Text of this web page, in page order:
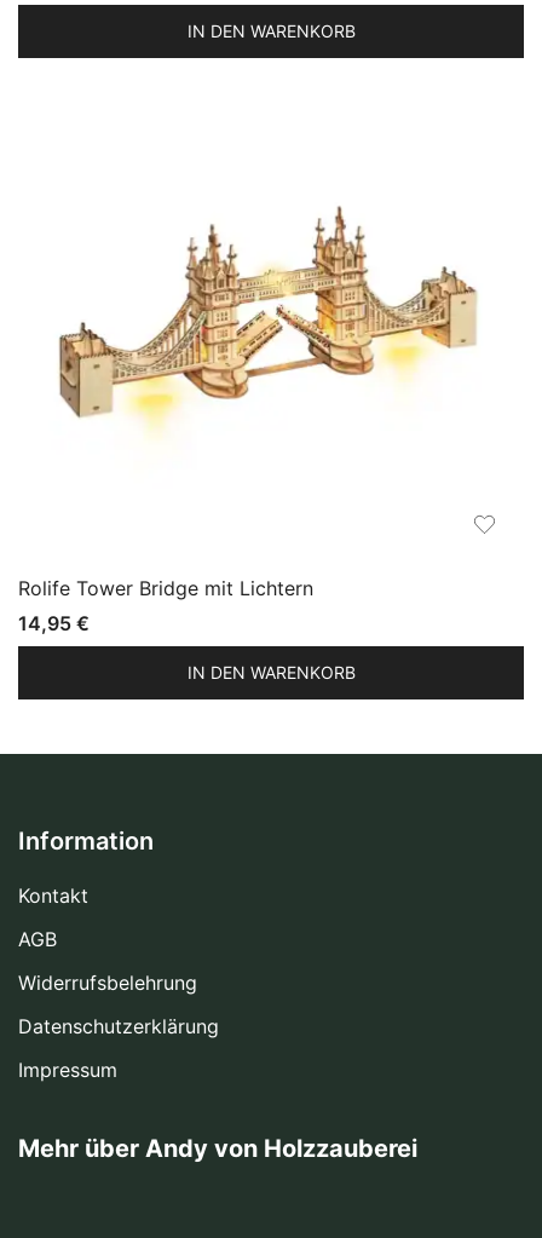
IN DEN WARENKORB
Rolife Tower Bridge mit Lichtern
14,95 €
IN DEN WARENKORB
Information
Kontakt
AGB
Widerrufsbelehrung
Datenschutzerklärung
Impressum
Mehr über Andy von Holzzauberei